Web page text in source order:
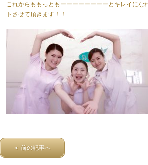
これからももっともーーーーーーーーとキレイにな
トさせて頂きます！！
« 前の記事へ